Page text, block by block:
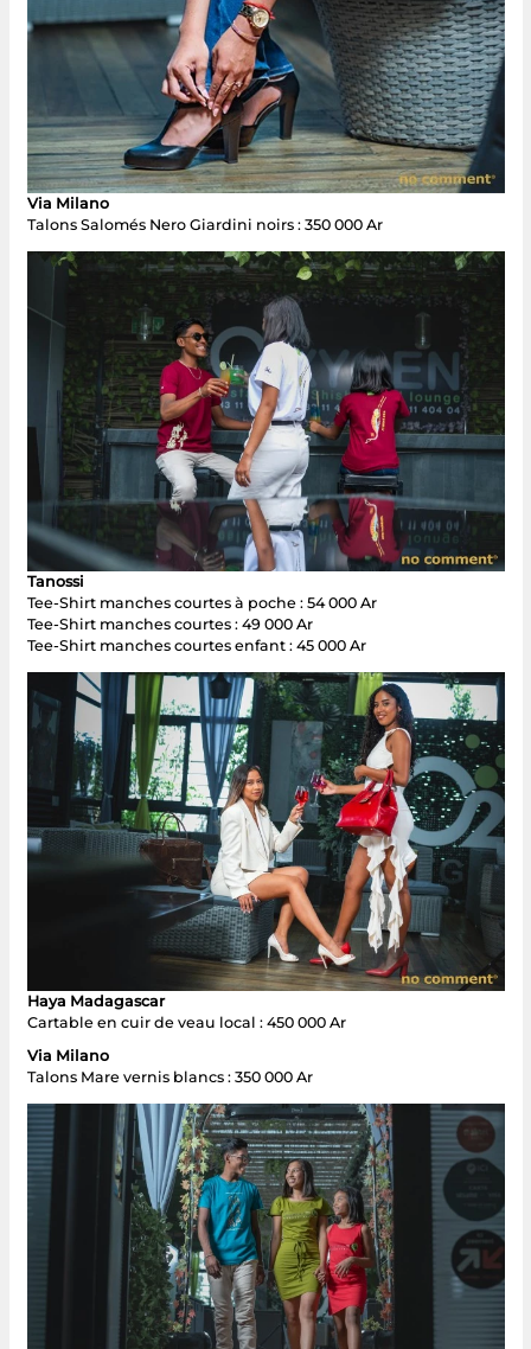
Via Milano
Talons Salomés Nero Giardini noirs : 350 000 Ar
Tanossi
Tee-Shirt manches courtes à poche : 54 000 Ar
Tee-Shirt manches courtes : 49 000 Ar
Tee-Shirt manches courtes enfant : 45 000 Ar
Haya Madagascar
Cartable en cuir de veau local : 450 000 Ar
Via Milano
Talons Mare vernis blancs : 350 000 Ar